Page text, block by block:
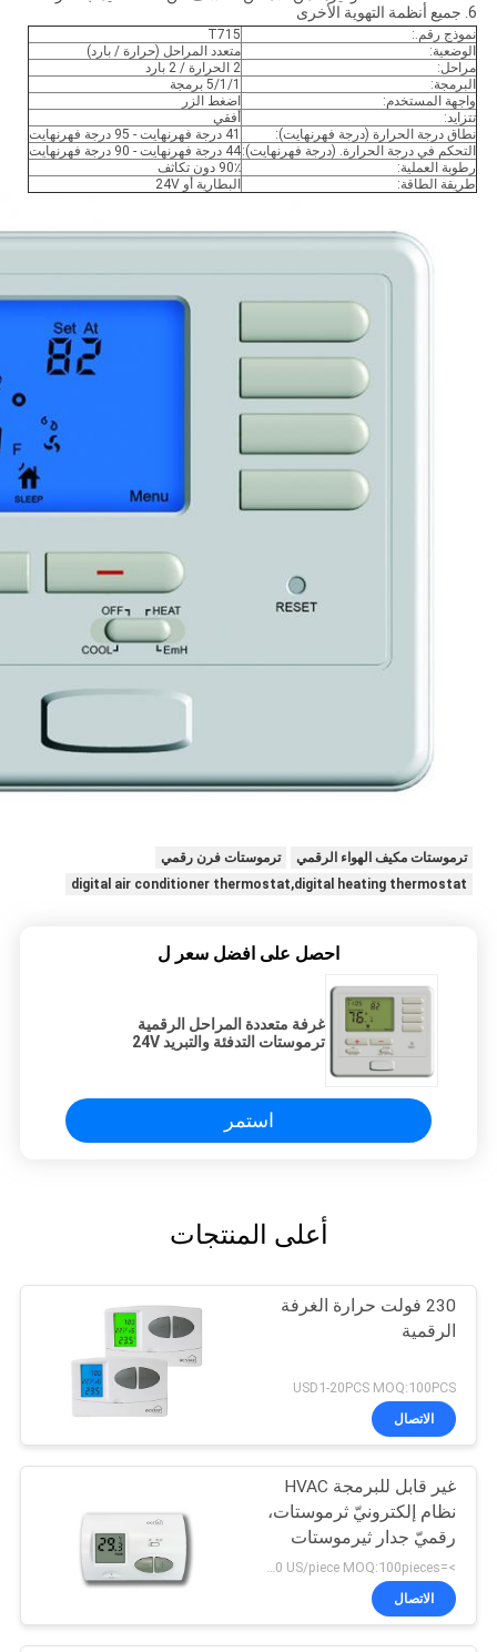
6. جميع أنظمة التهوية الأخرى
نموذج رقم.:
T715
الوضعية:
متعدد المراحل (حرارة / بارد)
مراحل:
2 الحرارة / 2 بارد
البرمجة:
5/1/1 برمجة
واجهة المستخدم:
اضغط الزر
تتزايد:
أفقي
نطاق درجة الحرارة (درجة فهرنهايت):
41 درجة فهرنهايت - 95 درجة فهرنهايت
التحكم في درجة الحرارة. (درجة فهرنهايت):44 درجة فهرنهايت - 90 درجة فهرنهايت
رطوبة العملية:
90٪ دون تكاثف
طريقة الطاقة:
البطارية أو 24V
ترموستات مكيف الهواء الرقمي
ترموستات فرن رقمي
digital air conditioner thermostat,digital heating thermostat
احصل على افضل سعر ل
غرفة متعددة المراحل الرقمية
ترموستات التدفئة والتبريد 24V
استمر
أعلى المنتجات
230 فولت حرارة الغرفة
الرقمية
USD1-20PCS MOQ:100PCS
الاتصال
غير قابل للبرمجة HVAC
نظام إلكترونيّ ثرموستات،
رقميّ جدار ثيرموستات
>=100pieces 1-20 US/piece MOQ:100pieces
الاتصال